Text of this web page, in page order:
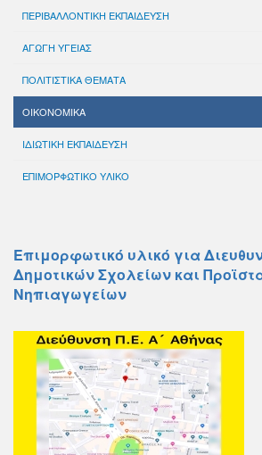
ΠΕΡΙΒΑΛΛΟΝΤΙΚΗ ΕΚΠΑΙΔΕΥΣΗ
ΑΓΩΓΗ ΥΓΕΙΑΣ
ΠΟΛΙΤΙΣΤΙΚΑ ΘΕΜΑΤΑ
ΟΙΚΟΝΟΜΙΚΑ
ΙΔΙΩΤΙΚΗ ΕΚΠΑΙΔΕΥΣΗ
ΕΠΙΜΟΡΦΩΤΙΚΟ ΥΛΙΚΟ
Επιμορφωτικό υλικό για
Δημοτικών Σχολείων και
Νηπιαγωγείων